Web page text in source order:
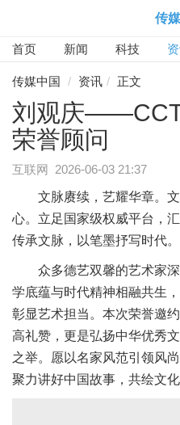
传
首页 新闻 科技
传媒中国 资讯 正文
刘观庆
荣誉顾问
互联网 2026-06-03 21:37
文脉赓续，艺耀华章。
心。立足国家级权威平台，
传承文脉，以笔墨抒写时代。
众多德艺双馨的艺术家
学底蕴与时代精神相融共生
彰显艺术担当。本次荣誉邀
高礼赞，更是弘扬中华优秀
之举。愿以名家风范引领风
聚力讲好中国故事，共绘文化